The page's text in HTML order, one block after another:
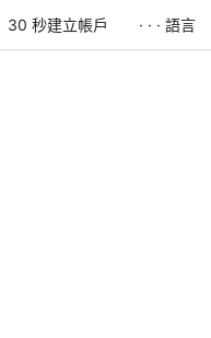
30 秒建立帳戶 · · · 語言